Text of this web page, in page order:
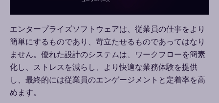
エンタープライズソフトウェアは、従業員の仕事をより
簡単にするものであり、苛立たせるものであってはなり
ません。優れた設計のシステムは、ワークフローを簡素
化し、ストレスを減らし、より快適な業務体験を提供
し、最終的には従業員のエンゲージメントと定着率を高
めます。